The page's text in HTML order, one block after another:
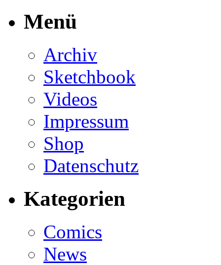
Menü
Archiv
Sketchbook
Videos
Impressum
Shop
Datenschutz
Kategorien
Comics
News